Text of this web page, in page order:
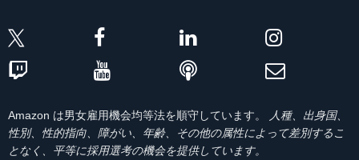
Amazon は男女雇用機会均等法を順守しています。
人種、出身国、
性別、性的指向、障がい、年齢、その他の属性によって差別するこ
となく、平等に採用選考の機会を提供しています。